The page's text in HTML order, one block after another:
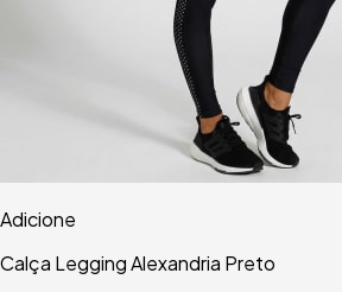
Adicione
Calça Legging Alexandria Preto